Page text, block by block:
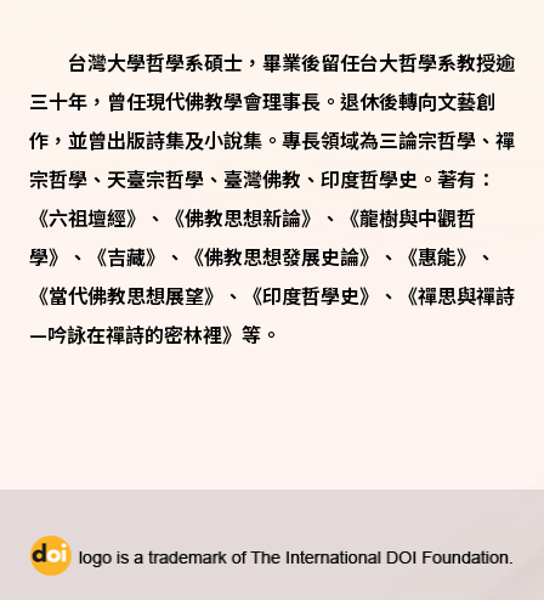
台灣大學哲學系碩士，畢業後留任台大哲學系教授逾
三十年，曾任現代佛教學會理事長。退休後轉向文藝創
作，並曾出版詩集及小說集。專長領域為三論宗哲學、禪
宗哲學、天臺宗哲學、臺灣佛教、印度哲學史。著有：
《六祖壇經》、《佛教思想新論》、《龍樹與中觀哲
學》、《吉藏》、《佛教思想發展史論》、《惠能》、
《當代佛教思想展望》、《印度哲學史》、《禪思與禪詩
—吟詠在禪詩的密林裡》等。